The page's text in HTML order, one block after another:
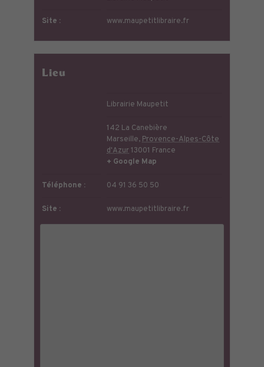
Site : www.maupetitlibraire.fr
Lieu
Librairie Maupetit
142 La Canebière
Marseille, Provence-Alpes-Côte
d'Azur13001 France
+ Google Map
Téléphone : 04 91 36 50 50
Site : www.maupetitlibraire.fr